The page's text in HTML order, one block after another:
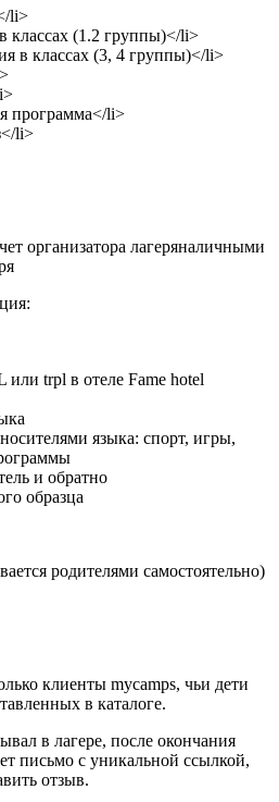
li>
классах (1.2 группы)</li>
в классах (3, 4 группы)</li>
программа</li>
li>
организатора лагеряналичными
trpl в отеле Fame hotel
языка: спорт, игры,
и обратно
образца
родителями самостоятельно)
клиенты mycamps, чьи дети
в каталоге.
в лагере, после окончания
письмо с уникальной ссылкой,
отзыв.